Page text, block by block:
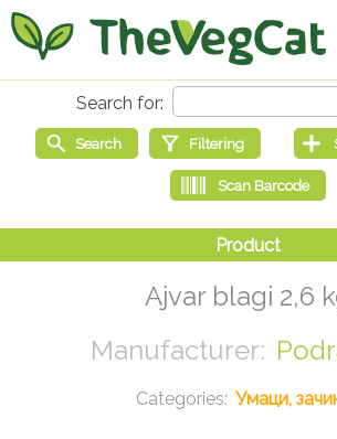
Ajvar blagi 2,6
Умаци,